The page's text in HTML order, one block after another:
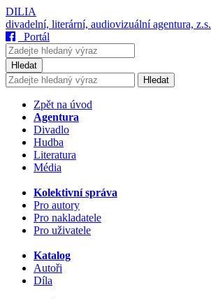
DILIA
divadelní, literární, audiovizuální agentura, z.s.
Portál
Hledat
Hledat
Zpět na úvod
Agentura
Divadlo
Hudba
Literatura
Média
Kolektivní správa
Pro autory
Pro nakladatele
Pro uživatele
Katalog
Autoři
Díla